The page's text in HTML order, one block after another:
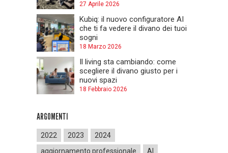
27 Aprile 2026
Kubiq: il nuovo configuratore AI
che ti fa vedere il divano dei tuoi
sogni
18 Marzo 2026
Il living sta cambiando: come
scegliere il divano giusto per i
nuovi spazi
18 Febbraio 2026
ARGOMENTI
2022 2023
2024
aggiornamento professionale
AI